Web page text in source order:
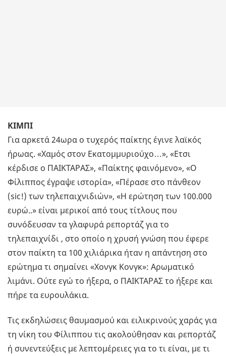
ΚΙΜΠΙ
Για αρκετά 24ωρα ο τυχερός παίκτης έγινε λαϊκός
ήρωας. «Χαμός στον Εκατομμυριούχο…», «Ετσι
κέρδισε ο ΠΑΙΚΤΑΡΑΣ», «Παίκτης φαινόμενο», «Ο
Φίλιππος έγραψε ιστορία», «Πέρασε στο πάνθεον
(sic!) των τηλεπαιχνιδιών», «Η ερώτηση των 100.000
ευρώ..» είναι μερικοί από τους τίτλους που
συνόδευσαν τα γλαφυρά ρεπορτάζ για το
τηλεπαιχνίδι , στο οποίο η χρυσή γνώση που έφερε
στον παίκτη τα 100 χιλιάρικα ήταν η απάντηση στο
ερώτημα τι σημαίνει «Χονγκ Κονγκ»: Αρωματικό
λιμάνι. Ούτε εγώ το ήξερα, ο ΠΑΙΚΤΑΡΑΣ το ήξερε και
πήρε τα ευρουλάκια.
Τις εκδηλώσεις θαυμασμού και ειλικρινούς χαράς για
τη νίκη του Φίλιππου τις ακολούθησαν και ρεπορτάζ
ή συνεντεύξεις με λεπτομέρειες για το τι είναι, με τι